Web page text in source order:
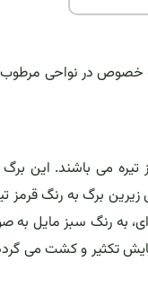
به خصوص در نواحی
می باشند. این
برگ به رنگ قرمز
به رنگ سبز مایل به
تکثیر و کشت می